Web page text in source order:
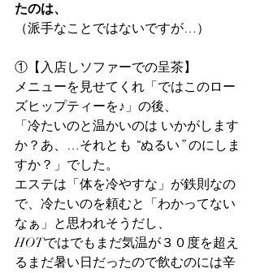
たのは、
（派手なことではないですが…）
①【入店しソファーでの呈茶】
メニューを見せてくれ「ではこのロー
ズヒップティーを♪」の後、
「冷たいのと温かいのは いかがします
か？あ、…それとも “ぬるい” のにしま
すか？」でした。
エステは「体を冷やすな」が鉄則なの
で、冷たいのを頼むと「わかってない
なぁ」と思われそうだし、
HOTではでもまだ気温が３０度を超え
るまだ暑い日だったので飲むのには辛